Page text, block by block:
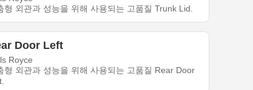
형 외관과 성능을 위해 사용되는 고품질 Trunk Lid.
Door Left
Royce
형 외관과 성능을 위해 사용되는 고품질 Rear Door